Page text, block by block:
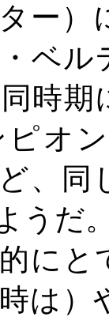
ー）
ベ
時
オ
、
うだ
にと
は）